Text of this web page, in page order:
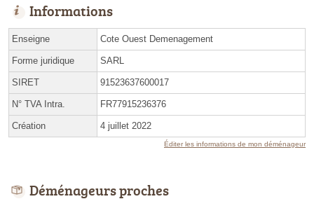
Informations
Enseigne Cote Ouest Demenagement
Forme juridique SARL
SIRET 91523637600017
N° TVA Intra. FR77915236376
Création 4 juillet 2022
Éditer les informations de mon déménageur
Déménageurs proches